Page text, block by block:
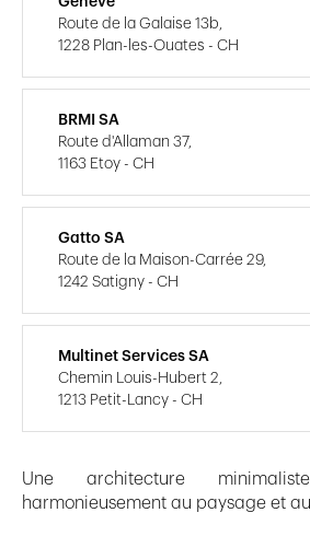
Une architecture
harmonieusement au paysage et
Route de la Galaise 13b,
1228 Plan-les-Ouates - CH
BRMI SA
Route d'Allaman 37,
1163 Etoy - CH
Gatto SA
Route de la Maison-Carrée 29,
1242 Satigny - CH
Multinet Services SA
Chemin Louis-Hubert 2,
1213 Petit-Lancy - CH